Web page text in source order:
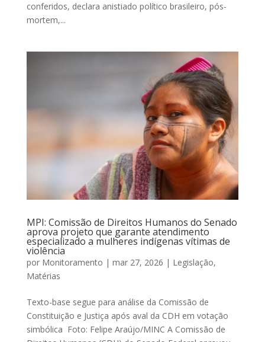
conferidos, declara anistiado político brasileiro, pós-
mortem,...
MPI: Comissão de Direitos Humanos do Senado
aprova projeto que garante atendimento
especializado a mulheres indígenas vítimas de
violência
por Monitoramento | mar 27, 2026 | Legislação,
Matérias
Texto-base segue para análise da Comissão de
Constituição e Justiça após aval da CDH em votação
simbólica Foto: Felipe Araújo/MINC A Comissão de